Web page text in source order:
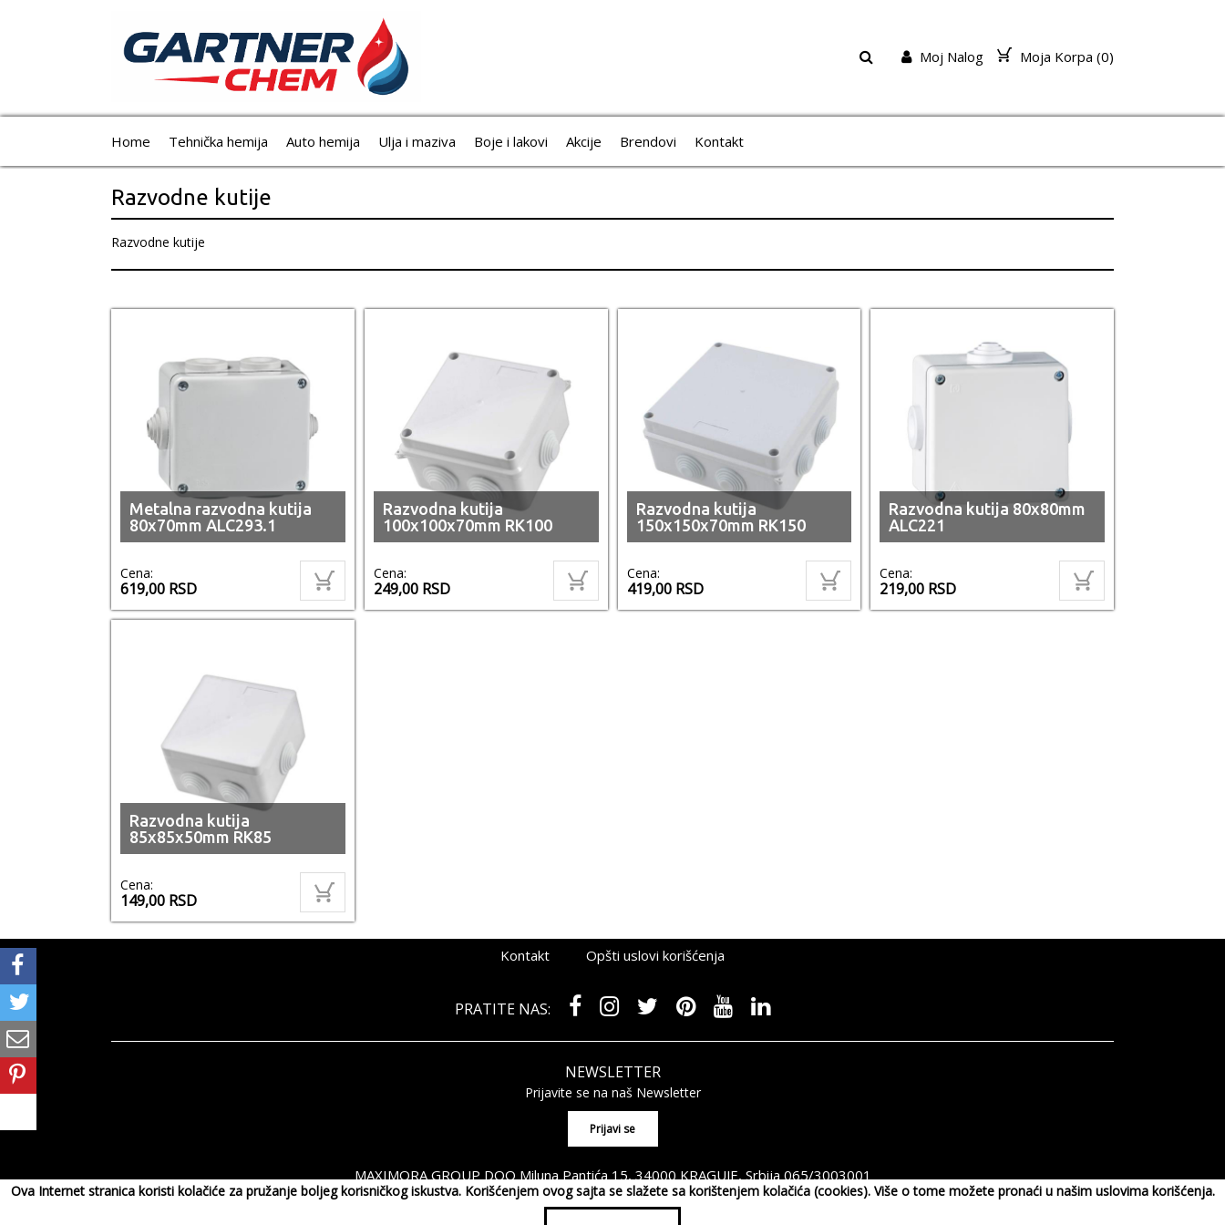
Ova Internet stranica koristi kolačiće za pružanje boljeg korisničkog iskustva. Korišćenjem ovog sajta se slažete sa korištenjem kolačića (cookies). Više o tome možete pronaći u našim uslovima korišćenja.
Moja Korpa (0)
Moj Nalog
Home Tehnička hemija Auto hemija Ulja i maziva Boje i lakovi Akcije Brendovi Kontakt
Razvodne kutije
Razvodne kutije
Metalna razvodna kutija
80x70mm ALC293.1
Cena:
619,00 RSD
Razvodna kutija
100x100x70mm RK100
Cena:
249,00 RSD
Razvodna kutija
150x150x70mm RK150
Cena:
419,00 RSD
Razvodna kutija 80x80mm
ALC221
Cena:
219,00 RSD
Razvodna kutija
85x85x50mm RK85
Cena:
149,00 RSD
Kontakt Opšti uslovi korišćenja
PRATITE NAS:
NEWSLETTER
Prijavite se na naš Newsletter
MAXIMORA GROUP DOO Miluna Pantića 15, 34000 KRAGUJE, Srbija065/3003001
Copyright 2026 MAXIMORA GROUP DOO Sva prava su zadržana. Powered by